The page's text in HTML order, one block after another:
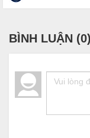
BÌNH LUẬN (0)